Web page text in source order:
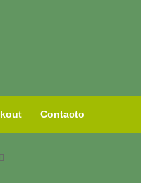
Contacto